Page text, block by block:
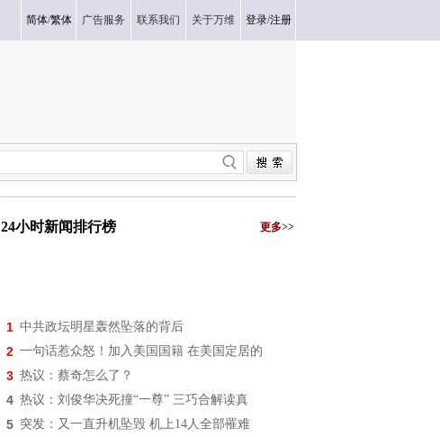
简体/繁体 广告服务 联系我们 关于万维 登录/注册
24小时新闻排行榜 更多>>
1 中共政坛明星轰然坠落的背后
2 一句话惹众怒！加入美国国籍 在美国定居的
3 热议：蔡奇怎么了？
4 热议：刘俊华决死撞“一尊” 三巧合解读真
5 突发：又一直升机坠毁 机上14人全部罹难